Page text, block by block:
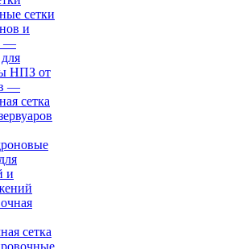
сетки
и
—
НПЗ от
—
сетка
и
сетка